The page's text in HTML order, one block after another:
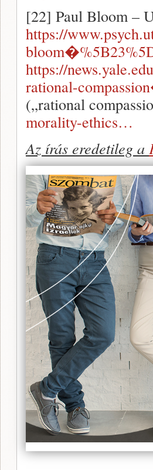
[22] Paul Bloom –
https://
https://
rational-
(„rational
morality-ethics…
Az írás eredetileg a